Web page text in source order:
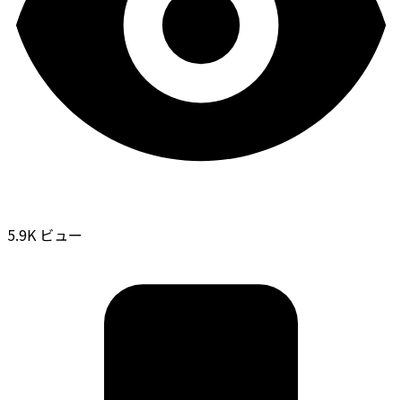
5.9K ビュー